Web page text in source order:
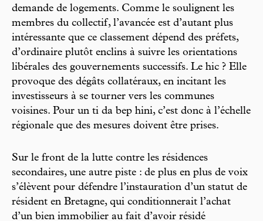
demande de logements. Comme le soulignent les
membres du collectif, l’avancée est d’autant plus
intéressante que ce classement dépend des préfets,
d’ordinaire plutôt enclins à suivre les orientations
libérales des gouvernements successifs. Le hic ? Elle
provoque des dégâts collatéraux, en incitant les
investisseurs à se tourner vers les communes
voisines. Pour un ti da bep hini, c’est donc à l’échelle
régionale que des mesures doivent être prises.
Sur le front de la lutte contre les résidences
secondaires, une autre piste : de plus en plus de voix
s’élèvent pour défendre l’instauration d’un statut de
résident en Bretagne, qui conditionnerait l’achat
d’un bien immobilier au fait d’avoir résidé